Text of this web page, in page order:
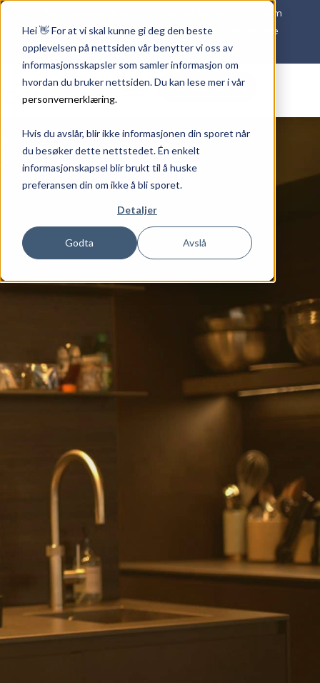
Hei 👋 For at vi skal kunne gi deg den beste
opplevelsen på nettsiden vår benytter vi oss av
informasjonsskapsler som samler informasjon om
hvordan du bruker nettsiden. Du kan lese mer i vår
personvernerklæring.
Hvis du avslår, blir ikke informasjonen din sporet når
du besøker dette nettstedet. Én enkelt
informasjonskapsel blir brukt til å huske
preferansen din om ikke å bli sporet.
Detaljer
Godta Avslå
Våre medarbeidere er våre superhelter. Se film om
det viktige arbeidet våre ansatte gjør hver eneste
dag HER
Kontakt oss